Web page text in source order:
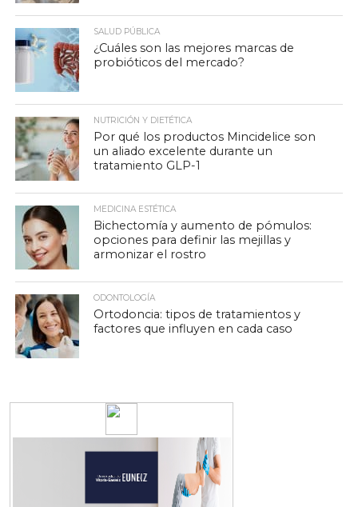
SALUD PÚBLICA
¿Cuáles son las mejores marcas de
probióticos del mercado?
NUTRICIÓN Y DIETÉTICA
Por qué los productos Mincidelice son
un aliado excelente durante un
tratamiento GLP-1
MEDICINA ESTÉTICA
Bichectomía y aumento de pómulos:
opciones para definir las mejillas y
armonizar el rostro
ODONTOLOGÍA
Ortodoncia: tipos de tratamientos y
factores que influyen en cada caso